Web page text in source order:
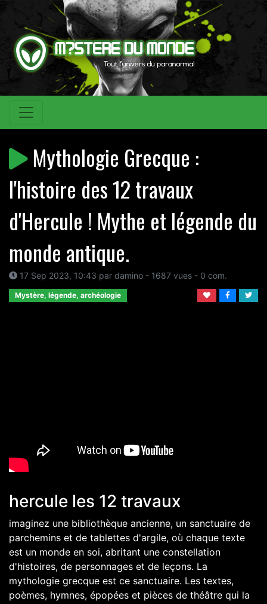
Mythologie Grecque :
l'histoire des 12 travaux
d'Hercule ! Mythe et légende du
monde antique.
17 Sep 2023, 10:43 par damino - 1687 vues - 0 com.
Mystère, légende, archéologie
hercule les 12 travaux
imaginez une bibliothèque ancienne, un sanctuaire de
parchemins et de tablettes d'argile, où chaque texte
est un monde en soi, abritant une constellation
d'histoires, de personnages et de leçons. La
mythologie grecque est ce sanctuaire. Les textes,
poèmes, hymnes, épopées et pièces de théâtre qui la